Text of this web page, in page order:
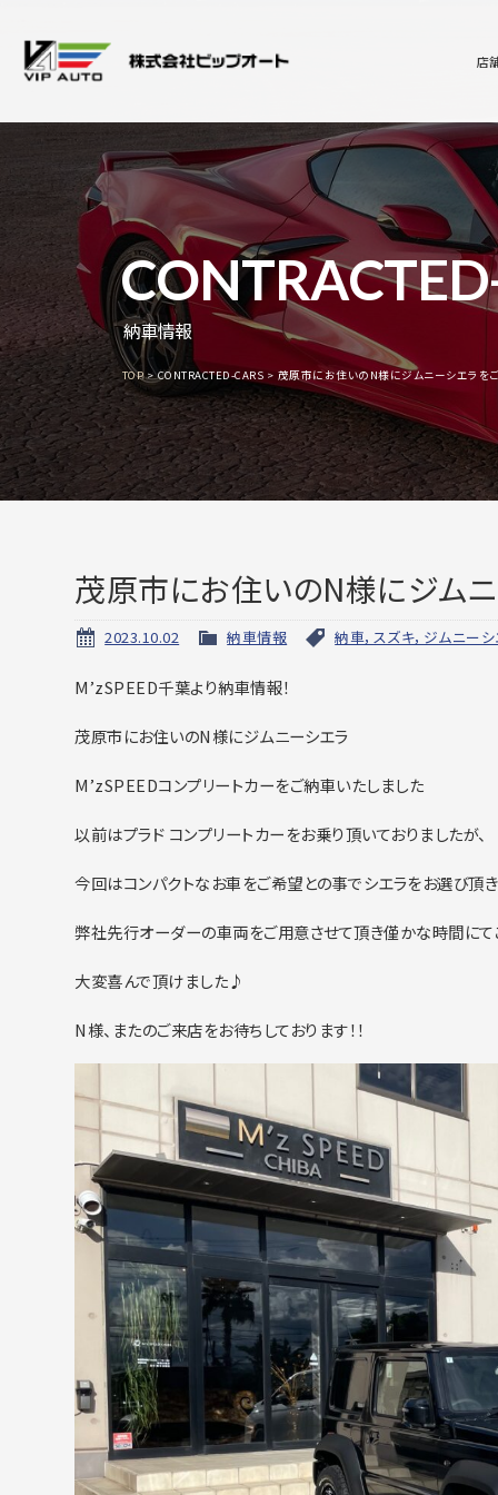
店
納車情報
TOP CONTRACTED-CARS 茂原市にお住いのN様にジムニーシエラを
茂原市にお住いのN様にジム
2023.10.02 納車情報 納車，スズキ，ジムニーシ
M’zSPEED千葉より納車情報！
茂原市にお住いのN様にジムニーシエラ
M’zSPEEDコンプリートカーをご納車いたしました
以前はプラド コンプリートカーをお乗り頂いておりましたが、
今回はコンパクトなお車をご希望との事でシエラをお選び頂
弊社先行オーダーの車両をご用意させて頂き僅かな時間にて
大変喜んで頂けました♪
N様、またのご来店をお待ちしております！！